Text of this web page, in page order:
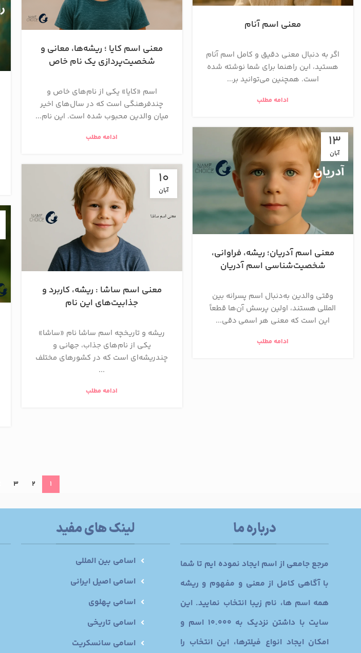
معنی اسم آنام
اگر به دنبال معنی دقیق و کامل اسم آنام
هستید، این راهنما برای شما نوشته شده
است. همچنین می‌توانید بر...
ادامه مطلب
معنی اسم کایا ؛ ریشه‌ها، معانی و
شخصیت‌پردازی یک نام خاص
اسم «کایا» یکی از نام‌های خاص و
چندفرهنگی است که در سال‌های اخیر
میان والدین محبوب شده است. این نام...
ادامه مطلب 13
آبان
معنی اسم آدریان؛ ریشه، فراوانی،
شخصیت‌شناسی اسم آدریان
وقتی والدین به‌دنبال اسم پسرانه بین
المللی هستند، اولین پرسش آن‌ها قطعاً
این است که معنی هر اسمی دقی...
ادامه مطلب
10
آبان
معنی اسم ساشا : ریشه، کاربرد و
جذابیت‌های این نام
ریشه و تاریخچه اسم ساشا نام «ساشا»
یکی از نام‌های جذاب، جهانی و
چندریشه‌ای است که در کشورهای مختلف
...
ادامه مطلب
1
2
3
درباره ما
مرجع جامعی از اسم ایجاد نموده ایم تا شما
با آگاهی کامل از معنی و مفهوم و ریشه
همه اسم ها، نام زیبا انتخاب نمایید. این
سایت با داشتن نزدیک به 10.000 اسم و
امکان ایجاد انواع فیلترها، این انتخاب را
لینک های مفید
اسامی بین المللی
اسامی اصیل ایرانی
اسامی پهلوی
اسامی تاریخی
اسامی سانسکریت